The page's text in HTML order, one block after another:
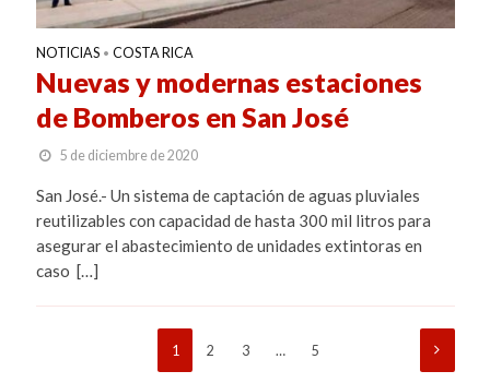
NOTICIAS • COSTA RICA
Nuevas y modernas estaciones
de Bomberos en San José
5 de diciembre de 2020
San José.- Un sistema de captación de aguas pluviales
reutilizables con capacidad de hasta 300 mil litros para
asegurar el abastecimiento de unidades extintoras en
caso […]
1 2 3 … 5